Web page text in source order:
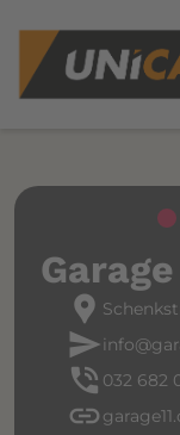
location_pin
send
phone_in_talk 032 682
link